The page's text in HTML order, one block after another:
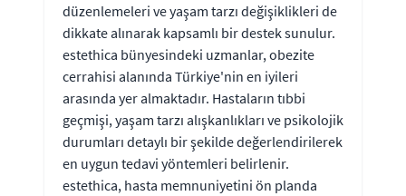
düzenlemeleri ve yaşam tarzı değişiklikleri de
dikkate alınarak kapsamlı bir destek sunulur.
estethica bünyesindeki uzmanlar, obezite
cerrahisi alanında Türkiye'nin en iyileri
arasında yer almaktadır. Hastaların tıbbi
geçmişi, yaşam tarzı alışkanlıkları ve psikolojik
durumları detaylı bir şekilde değerlendirilerek
en uygun tedavi yöntemleri belirlenir.
estethica, hasta memnuniyetini ön planda